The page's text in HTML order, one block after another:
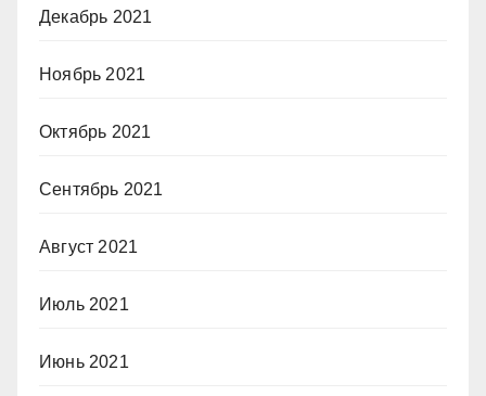
Декабрь 2021
Ноябрь 2021
Октябрь 2021
Сентябрь 2021
Август 2021
Июль 2021
Июнь 2021